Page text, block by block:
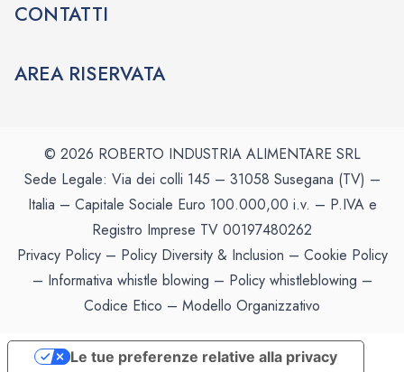
CONTATTI
AREA RISERVATA
© 2026 ROBERTO INDUSTRIA ALIMENTARE SRL
Sede Legale: Via dei colli 145 – 31058 Susegana (TV) –
Italia – Capitale Sociale Euro 100.000,00 i.v. – P.IVA e
Registro Imprese TV 00197480262
Privacy Policy– Policy Diversity & Inclusion – Cookie Policy
– Informativa whistle blowing – Policy whistleblowing –
Codice Etico – Modello Organizzativo
Le tue preferenze relative alla privacy